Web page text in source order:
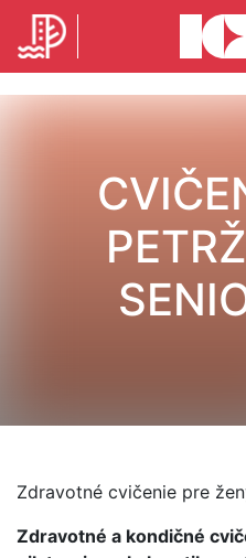
Zdravotné cvičenie pre
Zdravotné a kondičné